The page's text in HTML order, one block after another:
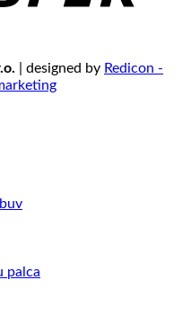
| designed by Redicon -
palca